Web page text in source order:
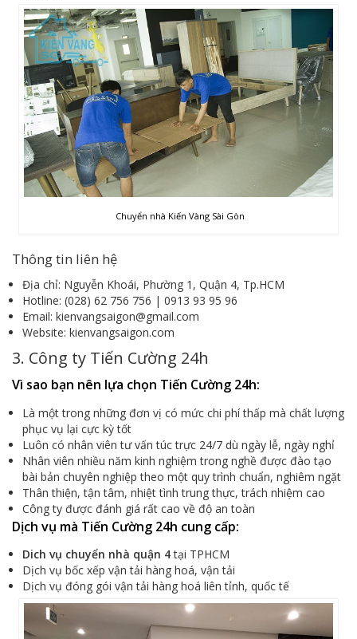
Chuyển nhà Kiến Vàng Sài Gòn
Thông tin liên hệ
Địa chỉ: Nguyễn Khoái, Phường 1, Quận 4, Tp.HCM
Hotline: (028) 62 756 756 | 0913 93 95 96
Email: kienvangsaigon@gmail.com
Website: kienvangsaigon.com
3. Công ty Tiến Cường 24h
Vì sao bạn nên lựa chọn Tiến Cường 24h:
Là một trong những đơn vị có mức chi phí thấp mà chất lượng
phục vụ lại cực kỳ tốt
Luôn có nhân viên tư vấn túc trực 24/7 dù ngày lễ, ngày nghỉ
Nhân viên nhiều năm kinh nghiệm trong nghề được đào tạo
bài bản chuyên nghiệp theo một quy trình chuẩn, nghiêm ngặt
Thân thiện, tận tâm, nhiệt tình trung thực, trách nhiệm cao
Công ty được đánh giá rất cao về độ an toàn
Dịch vụ mà Tiến Cường 24h cung cấp:
Dich vụ chuyển nhà quận 4tại TPHCM
Dịch vụ bốc xếp vận tải hàng hoá, vận tải
Dịch vụ đóng gói vận tải hàng hoá liên tỉnh, quốc tế